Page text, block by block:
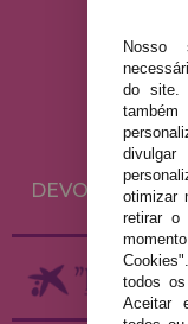
DEVOLUÇÕES
Nosso
do site.
otimizar
retirar o
todos
Aceitar